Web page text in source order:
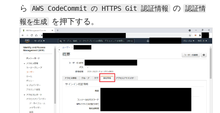
ら
AWS CodeCommit の HTTPS Git 認証情報 の 認証情
報を生成
を押下する。